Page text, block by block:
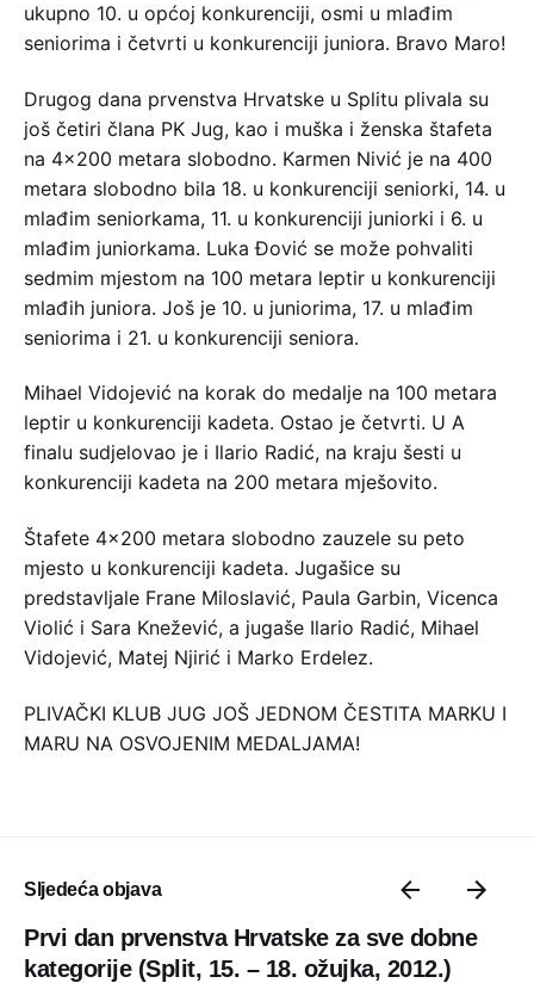
ukupno 10. u općoj konkurenciji, osmi u mlađim
seniorima i četvrti u konkurenciji juniora. Bravo Maro!
Drugog dana prvenstva Hrvatske u Splitu plivala su
još četiri člana PK Jug, kao i muška i ženska štafeta
na 4×200 metara slobodno. Karmen Nivić je na 400
metara slobodno bila 18. u konkurenciji seniorki, 14. u
mlađim seniorkama, 11. u konkurenciji juniorki i 6. u
mlađim juniorkama. Luka Đović se može pohvaliti
sedmim mjestom na 100 metara leptir u konkurenciji
mlađih juniora. Još je 10. u juniorima, 17. u mlađim
seniorima i 21. u konkurenciji seniora.
Mihael Vidojević na korak do medalje na 100 metara
leptir u konkurenciji kadeta. Ostao je četvrti. U A
finalu sudjelovao je i Ilario Radić, na kraju šesti u
konkurenciji kadeta na 200 metara mješovito.
Štafete 4×200 metara slobodno zauzele su peto
mjesto u konkurenciji kadeta. Jugašice su
predstavljale Frane Miloslavić, Paula Garbin, Vicenca
Violić i Sara Knežević, a jugaše Ilario Radić, Mihael
Vidojević, Matej Njirić i Marko Erdelez.
PLIVAČKI KLUB JUG JOŠ JEDNOM ČESTITA MARKU I
MARU NA OSVOJENIM MEDALJAMA!
Sljedeća objava
Prvi dan prvenstva Hrvatske za sve dobne
kategorije (Split, 15. – 18. ožujka, 2012.)